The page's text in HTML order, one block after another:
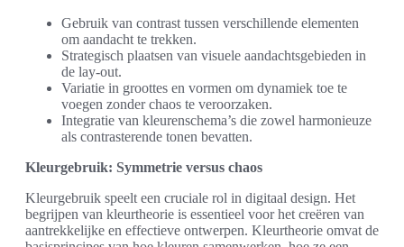
Gebruik van contrast tussen verschillende elementen
om aandacht te trekken.
Strategisch plaatsen van visuele aandachtsgebieden in
de lay-out.
Variatie in groottes en vormen om dynamiek toe te
voegen zonder chaos te veroorzaken.
Integratie van kleurenschema’s die zowel harmonieuze
als contrasterende tonen bevatten.
Kleurgebruik: Symmetrie versus chaos
Kleurgebruik speelt een cruciale rol in digitaal design. Het
begrijpen van kleurtheorie is essentieel voor het creëren van
aantrekkelijke en effectieve ontwerpen. Kleurtheorie omvat de